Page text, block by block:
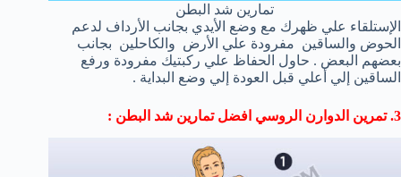
تمارين شد البطن
الإستلقاء علي ظهرك مع وضع الأيدي بجانب الأرداف لدعم
الحوض والساقين مفرودة علي الأرض والكاحلين بجانب
بعضهم البعض . حاول الحفاظ علي ركبتيك مفرودة ورفع
الساقين إلي أعلي قبل العودة إلي وضع البداية .
3. تمرين الدوارن الروسي افضل تمارين شد البطن :